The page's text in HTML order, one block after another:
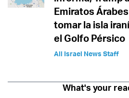
Emiratos
tomar la isla
el Golfo Pérsico
All Israel News Staff